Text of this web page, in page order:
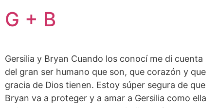
G + B
Gersilia y Bryan Cuando los conocí me di cuenta
del gran ser humano que son, que corazón y que
gracia de Dios tienen. Estoy súper segura de que
Bryan va a proteger y a amar a Gersilia como ella